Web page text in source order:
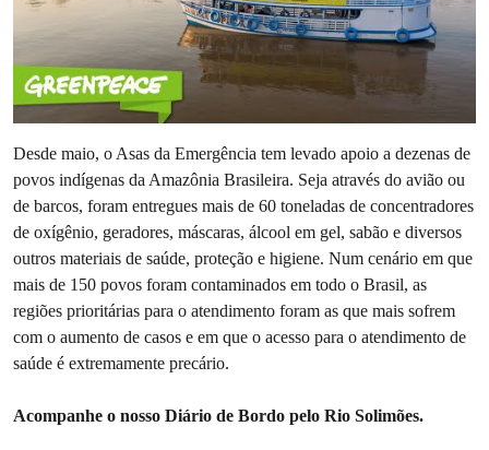
Desde maio, o Asas da Emergência tem levado apoio a dezenas de
povos indígenas da Amazônia Brasileira. Seja através do avião ou
de barcos, foram entregues mais de 60 toneladas de concentradores
de oxígênio, geradores, máscaras, álcool em gel, sabão e diversos
outros materiais de saúde, proteção e higiene. Num cenário em que
mais de 150 povos foram contaminados em todo o Brasil, as
regiões prioritárias para o atendimento foram as que mais sofrem
com o aumento de casos e em que o acesso para o atendimento de
saúde é extremamente precário.
Acompanhe o nosso Diário de Bordo pelo Rio Solimões.